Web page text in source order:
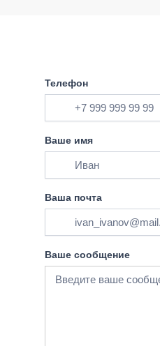
Телефон
Ваше имя
Ваша почта
Ваше сообщение